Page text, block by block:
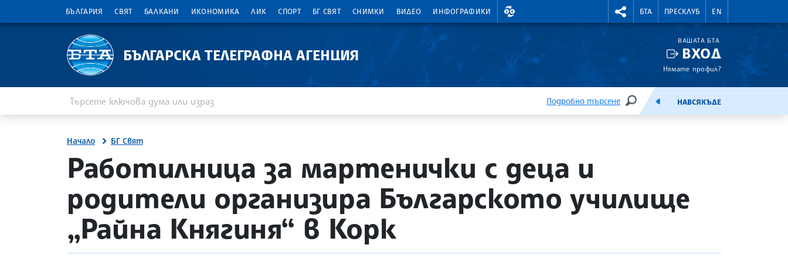
БЪЛГАРИЯ СВЯТ БАЛКАНИ ИКОНОМИКА ЛИК СПОРТ БГ СВЯТ СНИМКИ ВИДЕО ИНФОГРАФИКИ
ВАЛУТНИ КУРСОВЕ RIGHTMENU.SOCIAL
БТА ПРЕСКЛУБ EN
БЪЛГАРСКА ТЕЛЕГРАФНА АГЕНЦИЯ
ВАШАТА БТА
ВХОД
Нямате профил?
Подробно търсене
ТЪРСЕНЕЕМИСИЯНАВСЯКЪДЕ
Начало БГ Свят
site.bta
Работилница за мартенички с деца и
родители организира Българското училище
„Райна Княгиня“ в Корк